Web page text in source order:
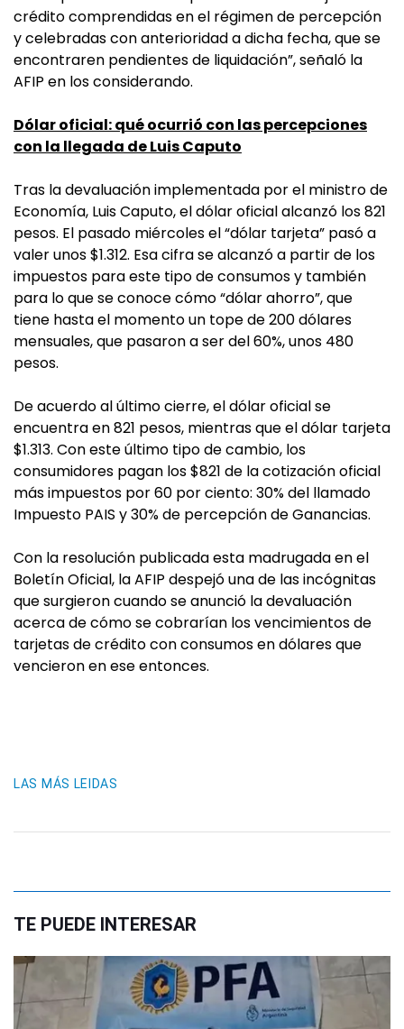
crédito comprendidas en el régimen de percepción
y celebradas con anterioridad a dicha fecha, que se
encontraren pendientes de liquidación”, señaló la
AFIP en los considerando.
Dólar oficial: qué ocurrió con las percepciones
con la llegada de Luis Caputo
Tras la devaluación implementada por el ministro de
Economía, Luis Caputo, el dólar oficial alcanzó los 821
pesos. El pasado miércoles el “dólar tarjeta” pasó a
valer unos $1.312. Esa cifra se alcanzó a partir de los
impuestos para este tipo de consumos y también
para lo que se conoce cómo “dólar ahorro”, que
tiene hasta el momento un tope de 200 dólares
mensuales, que pasaron a ser del 60%, unos 480
pesos.
De acuerdo al último cierre, el dólar oficial se
encuentra en 821 pesos, mientras que el dólar tarjeta
$1.313. Con este último tipo de cambio, los
consumidores pagan los $821 de la cotización oficial
más impuestos por 60 por ciento: 30% del llamado
Impuesto PAIS y 30% de percepción de Ganancias.
Con la resolución publicada esta madrugada en el
Boletín Oficial, la AFIP despejó una de las incógnitas
que surgieron cuando se anunció la devaluación
acerca de cómo se cobrarían los vencimientos de
tarjetas de crédito con consumos en dólares que
vencieron en ese entonces.
LAS MÁS LEIDAS
TE PUEDE INTERESAR